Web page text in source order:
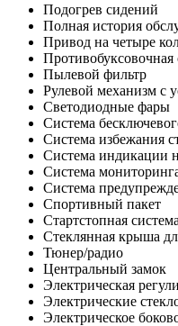
Подогрев сидений
Полная история
Привод на четыре
Противобуксовочная
Пылевой фильтр
Рулевой механизм с
Светодиодные фары
Система
Система избежания
Система индикации
Система
Система
Спортивный пакет
Стартстопная система
Стеклянная крыша
Тюнер/радио
Центральный замок
Электрическая
Электрические
Электрическое